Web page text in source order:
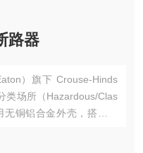
路器
）旗下 Crouse-Hinds
类场所（Hazardous/Clas
铜铝合金外壳，搭配螺
支持 600 Vac 供电。Eat